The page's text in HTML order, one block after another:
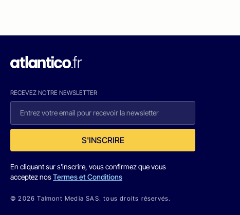
RECEVEZ NOTRE NEWSLETTER
S'INSCRIRE
En cliquant sur s'inscrire, vous confirmez que vous
acceptez nosTermes et Conditions
© 2026 Talmont Media SAS. tous droits réservés.